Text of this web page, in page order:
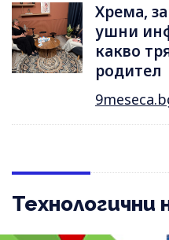
Хрема,
ушни
какво
родител
Технологични